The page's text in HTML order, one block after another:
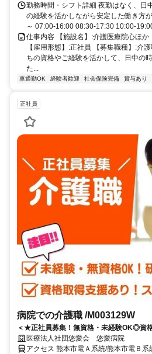
勤務時間・シフト詳細 夜勤はなく、日
の経験を活かしながら安定した働き方
～ 07:00-16:00 08:30-17:30 10:00-
仕事内容 【施設名】:介護医療院心ほ
【雇用形態】:正社員 【募集職種】:介
ちの資格やご経験を活かして、日中の
た...
車通勤OK 経験者歓迎 社会保険完備 賞与あり
正社員
病院での介護職 /M003129W
＜★正社員募集！無資格・未経験OK◎資
◎食事や入浴介助、環境整備など◎
医療法人社団悠愛会 悠愛病院
アクセス 熊本市電Ａ系統/熊本市電Ｂ系